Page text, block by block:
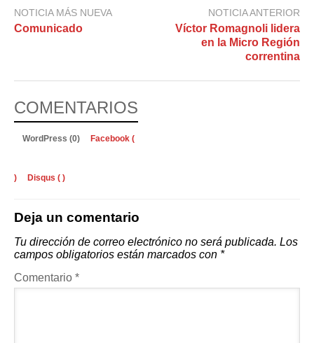
NOTICIA MÁS NUEVA
Comunicado
NOTICIA ANTERIOR
Víctor Romagnoli lidera
en la Micro Región
correntina
COMENTARIOS
WordPress (0) Facebook (
) Disqus ( )
Deja un comentario
Tu dirección de correo electrónico no será publicada. Los
campos obligatorios están marcados con *
Comentario *